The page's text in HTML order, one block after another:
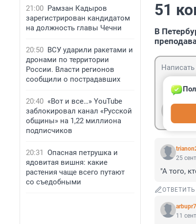
21:00 Рамзан Кадыров
зарегистрирован кандидатом
на должность главы Чечни
20:50 ВСУ ударили ракетами и
дронами по территории
России. Власти регионов
сообщили о пострадавших
20:40 «Вот и все…» YouTube
заблокировал канал «Русской
общины» на 1,22 миллиона
подписчиков
20:31 Опасная петрушка и
ядовитая вишня: какие
растения чаще всего путают
со съедобными
51
В
25
"А того,
ОТВЕТИТЬ
11